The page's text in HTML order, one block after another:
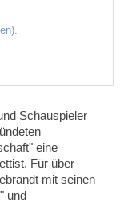
Schauspieler
eine
Für über
mit seinen
und